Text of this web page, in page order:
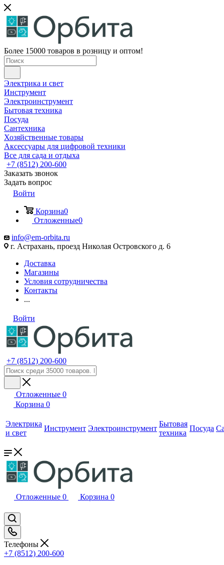
Более 15000 товаров в розницу и оптом!
Электрика и свет
Инструмент
Электроинструмент
Бытовая техника
Посуда
Сантехника
Хозяйственные товары
Аксессуары для цифровой техники
Все для сада и отдыха
+7 (8512) 200-600
Заказать звонок
Задать вопрос
Войти
Корзина0
Отложенные0
info@em-orbita.ru
г. Астрахань, проезд Николая Островского д. 6
Доставка
Магазины
Условия сотрудничества
Контакты
...
Войти
+7 (8512) 200-600
Отложенные 0
Корзина 0
Электрика
и свет
Инструмент Электроинструмент
Бытовая
техника
Посуда
Отложенные 0 Корзина 0
Телефоны
+7 (8512) 200-600